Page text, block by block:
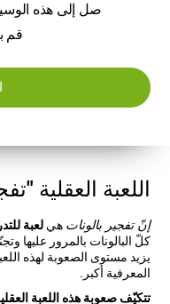
صل إلى هذه
قم
اللعبة العقلية
إنّ تفجير بالونات هيلعبة
كلّ البالونات بالمرور عليها
يزيد مستوى الصعوبة لهذه
المعرفية أكبر.
تتكيّف صعوبة هذه اللعبة